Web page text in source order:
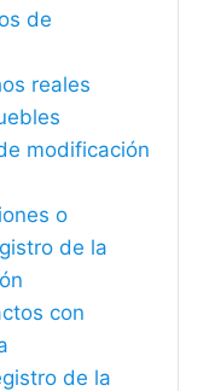
de
reales
modificación
o
de la
con
de la